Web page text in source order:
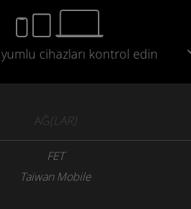
cihazları kontrol edin
AĞ(LAR)
FET
Taiwan Mobile